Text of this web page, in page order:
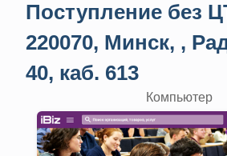
Поступление без
220070, Минск, ,
40, каб. 613
Компьютер